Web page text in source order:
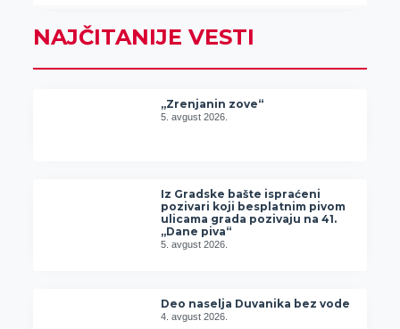
NAJČITANIJE VESTI
„Zrenjanin zove“
5. avgust 2026.
Iz Gradske bašte ispraćeni
pozivari koji besplatnim pivom
ulicama grada pozivaju na 41.
„Dane piva“
5. avgust 2026.
Deo naselja Duvanika bez vode
4. avgust 2026.